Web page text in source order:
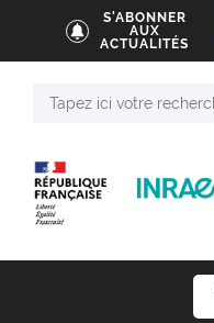
S'ABONNER
AUX
ACTUALITÉS